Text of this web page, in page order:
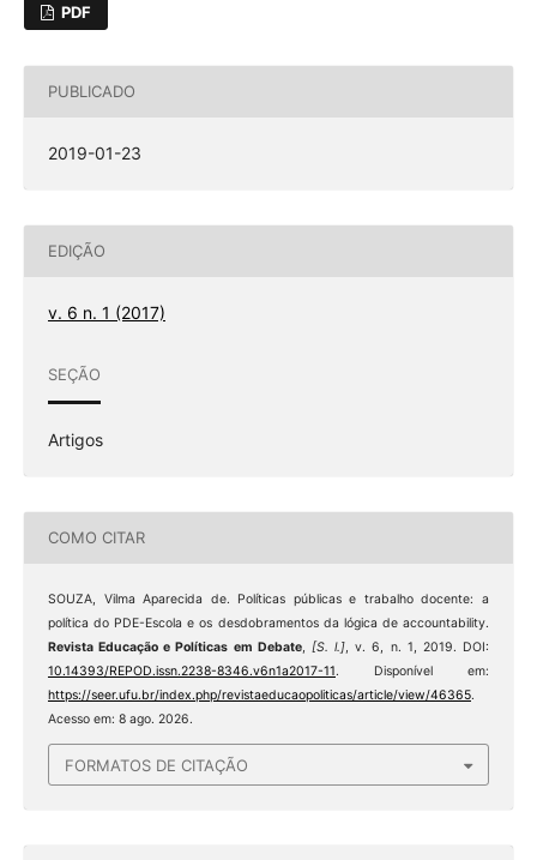
PDF
PUBLICADO
2019-01-23
EDIÇÃO
v. 6 n. 1 (2017)
SEÇÃO
Artigos
COMO CITAR
SOUZA, Vilma Aparecida de. Políticas públicas e trabalho docente: a
política do PDE-Escola e os desdobramentos da lógica de accountability.
Revista Educação e Políticas em Debate, [S. l.], v. 6, n. 1, 2019. DOI:
10.14393/REPOD.issn.2238-8346.v6n1a2017-11. Disponível em:
https://seer.ufu.br/index.php/revistaeducaopoliticas/article/view/46365.
Acesso em: 8 ago. 2026.
FORMATOS DE CITAÇÃO